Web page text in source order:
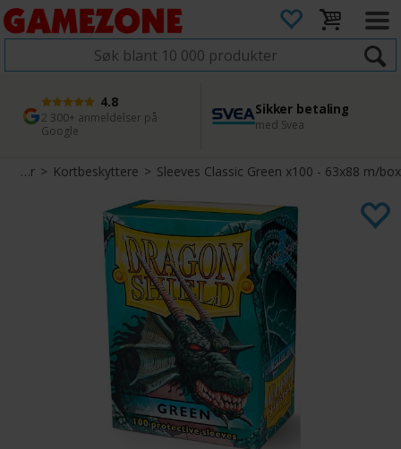
4.8
2 300+ anmeldelser på
Google
Sikker betaling
med Svea
1 dags levering
Bestill innen kl. 12
45 dager returfrist
Enkel retur
Tilbehør> Kortbeskyttere>Sleeves Classic Green x100 - 63x88 m/box